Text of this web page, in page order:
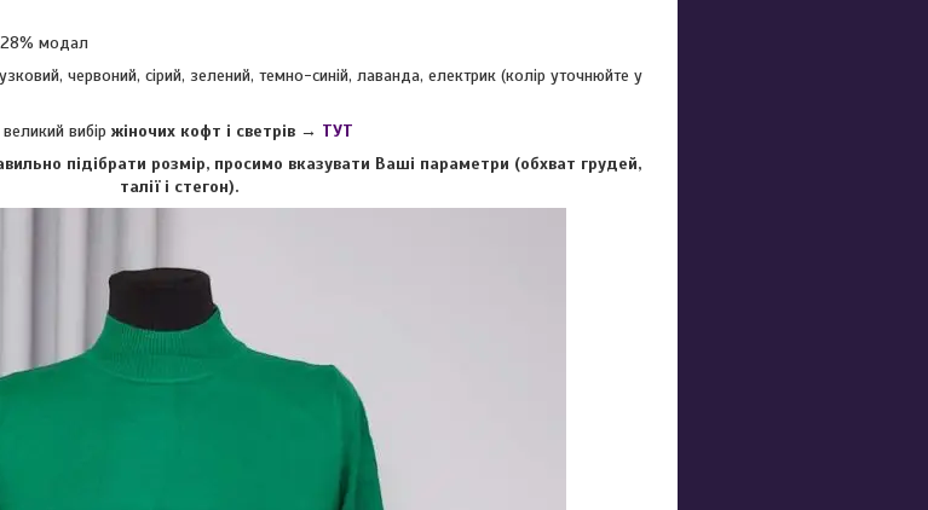
28% модал
червоний, сірий, зелений, темно-синій, лаванда, електрик (колір уточнюйте у
великий вибір жіночих кофт і светрів → ТУТ
підібрати розмір, просимо вказувати Ваші параметри (обхват грудей,
талії і стегон).